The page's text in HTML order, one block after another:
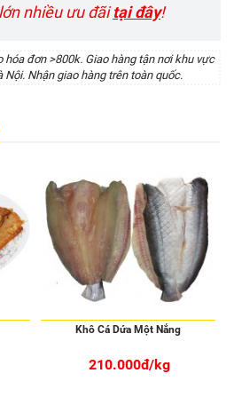
nhiều ưu đãitại đây!
hóa đơn >800k. Giao hàng tận nơi khu vực
Nội. Nhận giao hàng trên toàn quốc.
Khô Cá Dứa Một Nắng
210.000đ/kg